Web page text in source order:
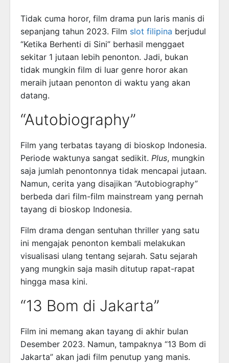
Tidak cuma horor, film drama pun laris manis di
sepanjang tahun 2023. Film slot filipina berjudul
“Ketika Berhenti di Sini” berhasil menggaet
sekitar 1 jutaan lebih penonton. Jadi, bukan
tidak mungkin film di luar genre horor akan
meraih jutaan penonton di waktu yang akan
datang.
“Autobiography”
Film yang terbatas tayang di bioskop Indonesia.
Periode waktunya sangat sedikit. Plus, mungkin
saja jumlah penontonnya tidak mencapai jutaan.
Namun, cerita yang disajikan “Autobiography”
berbeda dari film-film mainstream yang pernah
tayang di bioskop Indonesia.
Film drama dengan sentuhan thriller yang satu
ini mengajak penonton kembali melakukan
visualisasi ulang tentang sejarah. Satu sejarah
yang mungkin saja masih ditutup rapat-rapat
hingga masa kini.
“13 Bom di Jakarta”
Film ini memang akan tayang di akhir bulan
Desember 2023. Namun, tampaknya “13 Bom di
Jakarta” akan jadi film penutup yang manis.